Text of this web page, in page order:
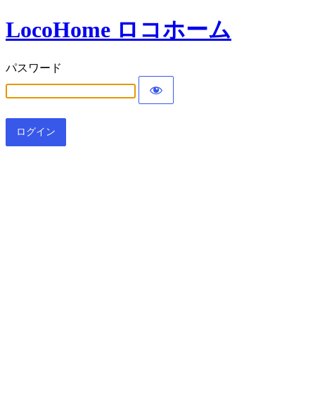
LocoHome ロコホーム
パスワード